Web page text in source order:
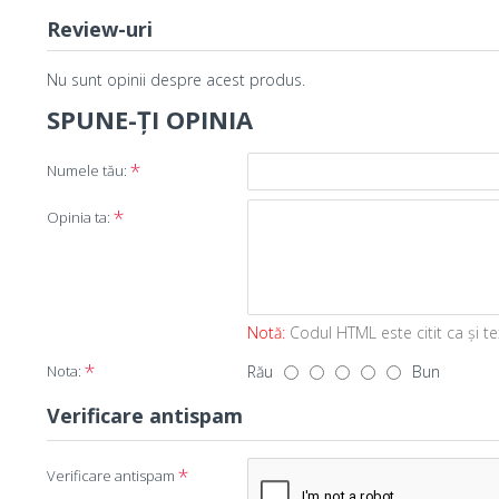
Review-uri
Nu sunt opinii despre acest produs.
SPUNE-ŢI OPINIA
Numele tău:
Opinia ta:
Notă: Codul HTML este citit ca şi
Nota: Rău Bun
Verificare antispam
Verificare antispam